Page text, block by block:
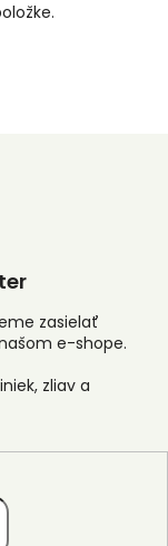
zasielať
e-shope.